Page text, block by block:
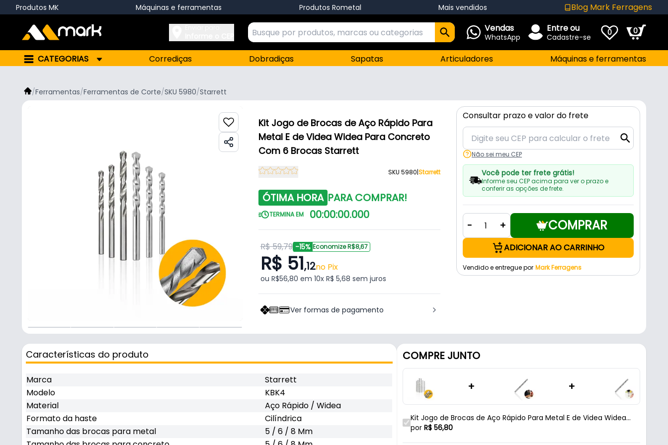
Produtos MK Máquinas e ferramentas Produtos Rometal Mais vendidos Blog Mark Ferragens
Vendas
WhatsApp
Entre ou
Cadastre-se 0 0
CATEGORIAS Corrediças Dobradiças Sapatas Articuladores Máquinas e ferramentas
/Ferramentas/Ferramentas de Corte/SKU 5980/Starrett
+2
Kit Jogo de Brocas de Aço Rápido Para
Metal E de Videa Widea Para Concreto
Com 6 Brocas Starrett
SKU 5980|Starrett
ÓTIMA HORA PARA COMPRAR!
TERMINA EM 00:00:00.000
R$ 59,79 -15% Economize R$8,67
R$ 51,12no Pix
ou R$56,80 em 10x R$ 5,68 sem juros
Ver formas de pagamento
Consultar prazo e valor do frete
Não sei meu CEP
Você pode ter frete grátis!
Informe seu CEP acima para ver o prazo e
conferir as opções de frete.
- + COMPRAR
ADICIONAR AO CARRINHO
Vendido e entregue por Mark Ferragens
Características do produto
Marca
Starrett
Modelo
KBK4
Material
Aço Rápido / Widea
Formato da haste
Cilíndrica
Tamanho das brocas para metal
5 / 6 / 8 Mm
COMPRE JUNTO
+ +
Kit Jogo de Brocas de Aço Rápido Para Metal E de Videa Widea
Para Concreto Com 6 Brocas Starrett
por R$ 56,80